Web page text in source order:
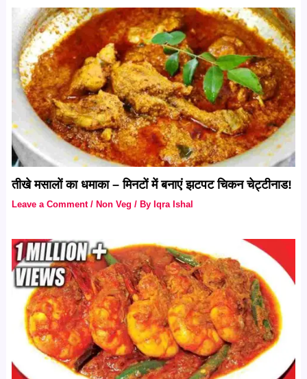
तीखे मसालों का धमाका – मिनटों में बनाएं झटपट चिकन चेट्टीनाड!
Leave a Comment / Non Veg / By Iqra Ishal